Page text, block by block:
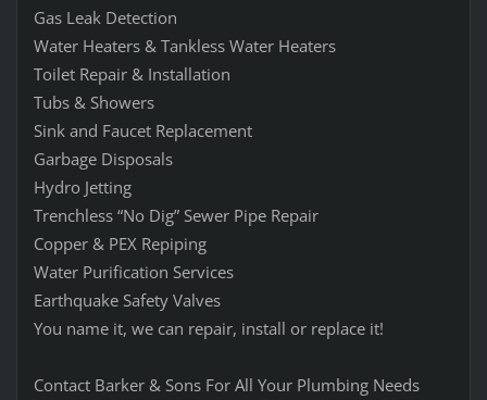
Gas Leak Detection
Water Heaters & Tankless Water Heaters
Toilet Repair & Installation
Tubs & Showers
Sink and Faucet Replacement
Garbage Disposals
Hydro Jetting
Trenchless “No Dig” Sewer Pipe Repair
Copper & PEX Repiping
Water Purification Services
Earthquake Safety Valves
You name it, we can repair, install or replace it!
Contact Barker & Sons For All Your Plumbing Needs